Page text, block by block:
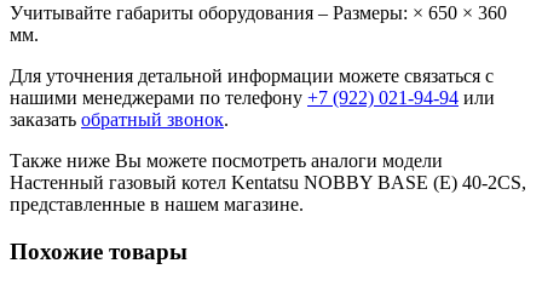
Учитывайте габариты оборудования – Размеры: × 650 × 360
мм.
Для уточнения детальной информации можете связаться с
нашими менеджерами по телефону +7 (922) 021-94-94 или
заказать обратный звонок.
Также ниже Вы можете посмотреть аналоги модели
Настенный газовый котел Kentatsu NOBBY BASE (E) 40‑2CS,
представленные в нашем магазине.
Похожие товары